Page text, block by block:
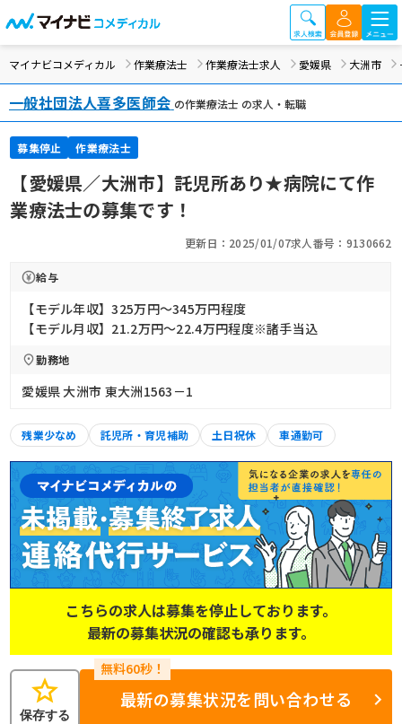
マイナビコメディカル 作業療法士 作業療法士求人 愛媛県 大洲市
一般社団法人喜多医師会 の作業療法士 の求人・転職
募集停止 作業療法士
【愛媛県／大洲市】託児所あり★病院にて作
業療法士の募集です！
更新日：2025/01/07求人番号：9130662
給与
【モデル年収】325万円〜345万円程度
【モデル月収】21.2万円〜22.4万円程度※諸手当込
勤務地
愛媛県 大洲市 東大洲1563－1
残業少なめ 託児所・育児補助 土日祝休 車通勤可
こちらの求人は募集を停止しております。
最新の募集状況の確認も承ります。
star
保存する
最新の募集状況を問い合わせる